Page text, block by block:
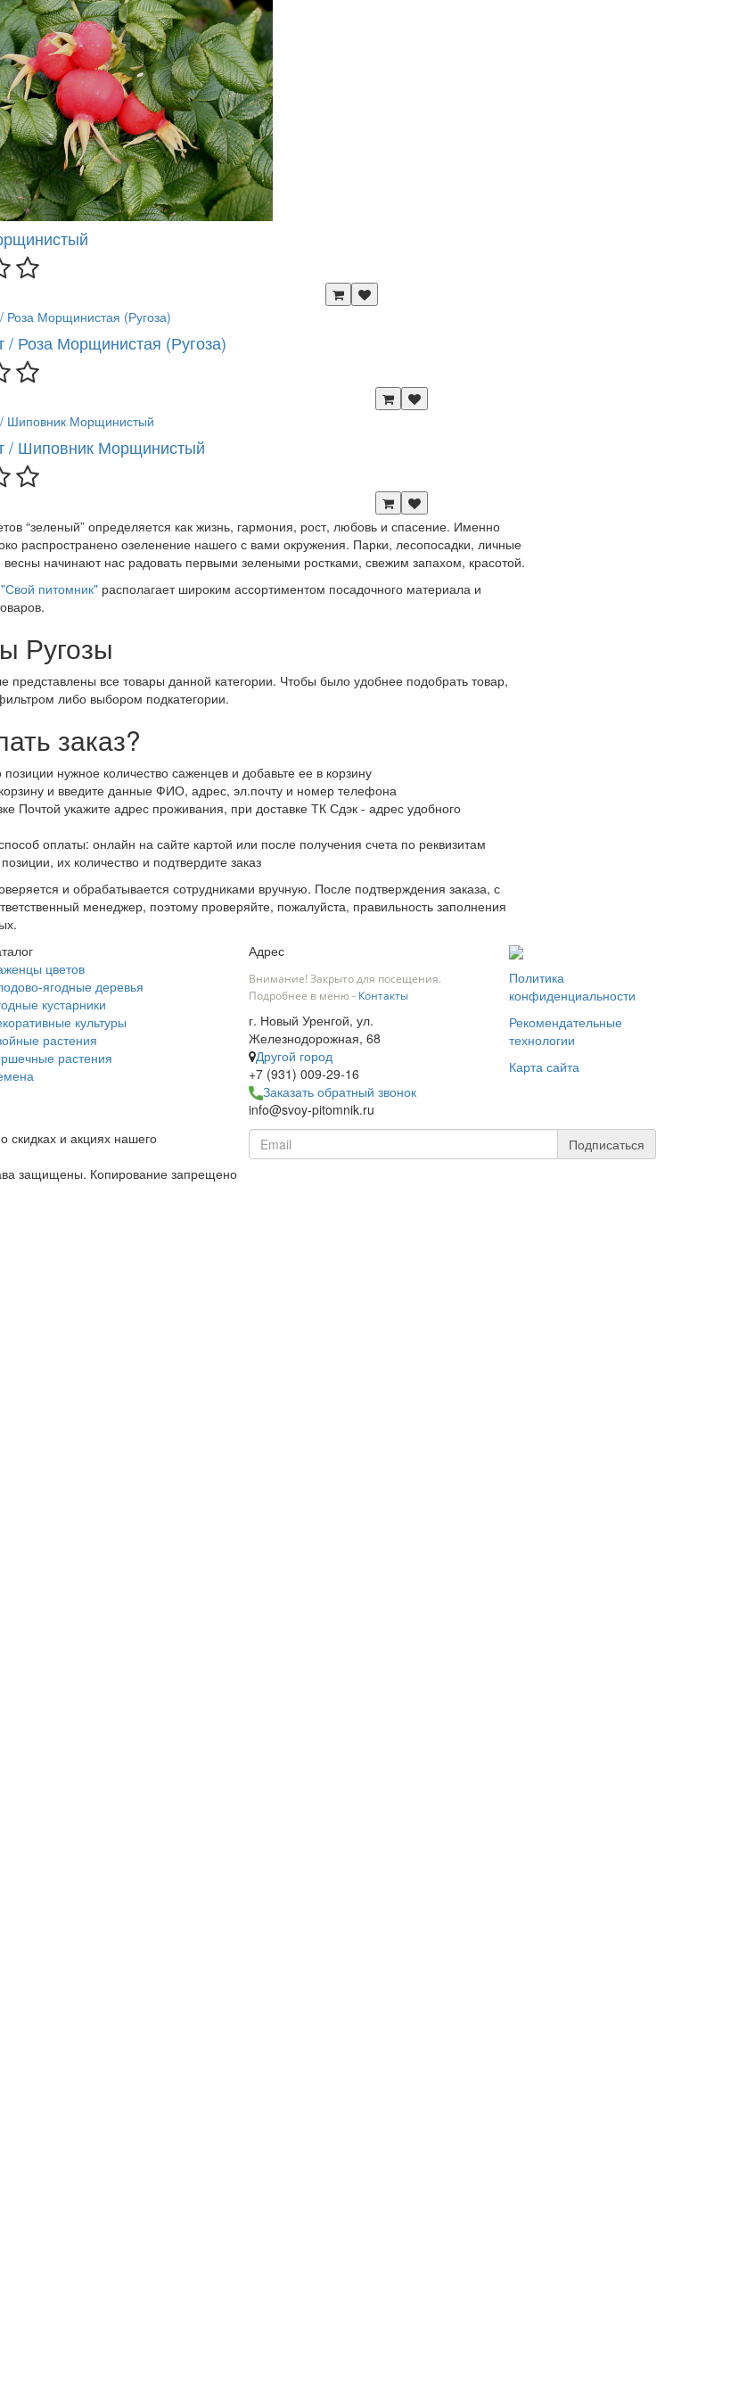
/ Роза Морщинистая (Ругоза)
/ Шиповник Морщинистый
“зеленый” определяется как жизнь, гармония, рост, любовь и спасение. Именно
распространено озеленение нашего с вами окружения. Парки, лесопосадки, личные
весны начинают нас радовать первыми зелеными ростками, свежим запахом, красотой.
питомник"располагает широким ассортиментом посадочного материала и
Ругозы
представлены все товары данной категории. Чтобы было удобнее подобрать товар,
либо выбором подкатегории.
заказ?
позиции нужное количество саженцев и добавьте ее в корзину
и введите данные ФИО, адрес, эл.почту и номер телефона
Почтой укажите адрес проживания, при доставке ТК Сдэк - адрес удобного
оплаты: онлайн на сайте картой или после получения счета по реквизитам
их количество и подтвердите заказ
и обрабатывается сотрудниками вручную. После подтверждения заказа, с
менеджер, поэтому проверяйте, пожалуйста, правильность заполнения
цветов
ягодные деревья
кустарники
культуры
растения
растения
Адрес
Внимание! Закрыто для посещения.
Подробнее в меню - Контакты
г. Новый Уренгой, ул.
Железнодорожная, 68
Другой город
+7 (931) 009-29-16
Заказать обратный звонок
info@svoy-pitomnik.ru
Политика
конфиденциальности
Рекомендательные
технологии
Карта сайта
о скидках и акциях нашего
Подписаться
защищены. Копирование запрещено